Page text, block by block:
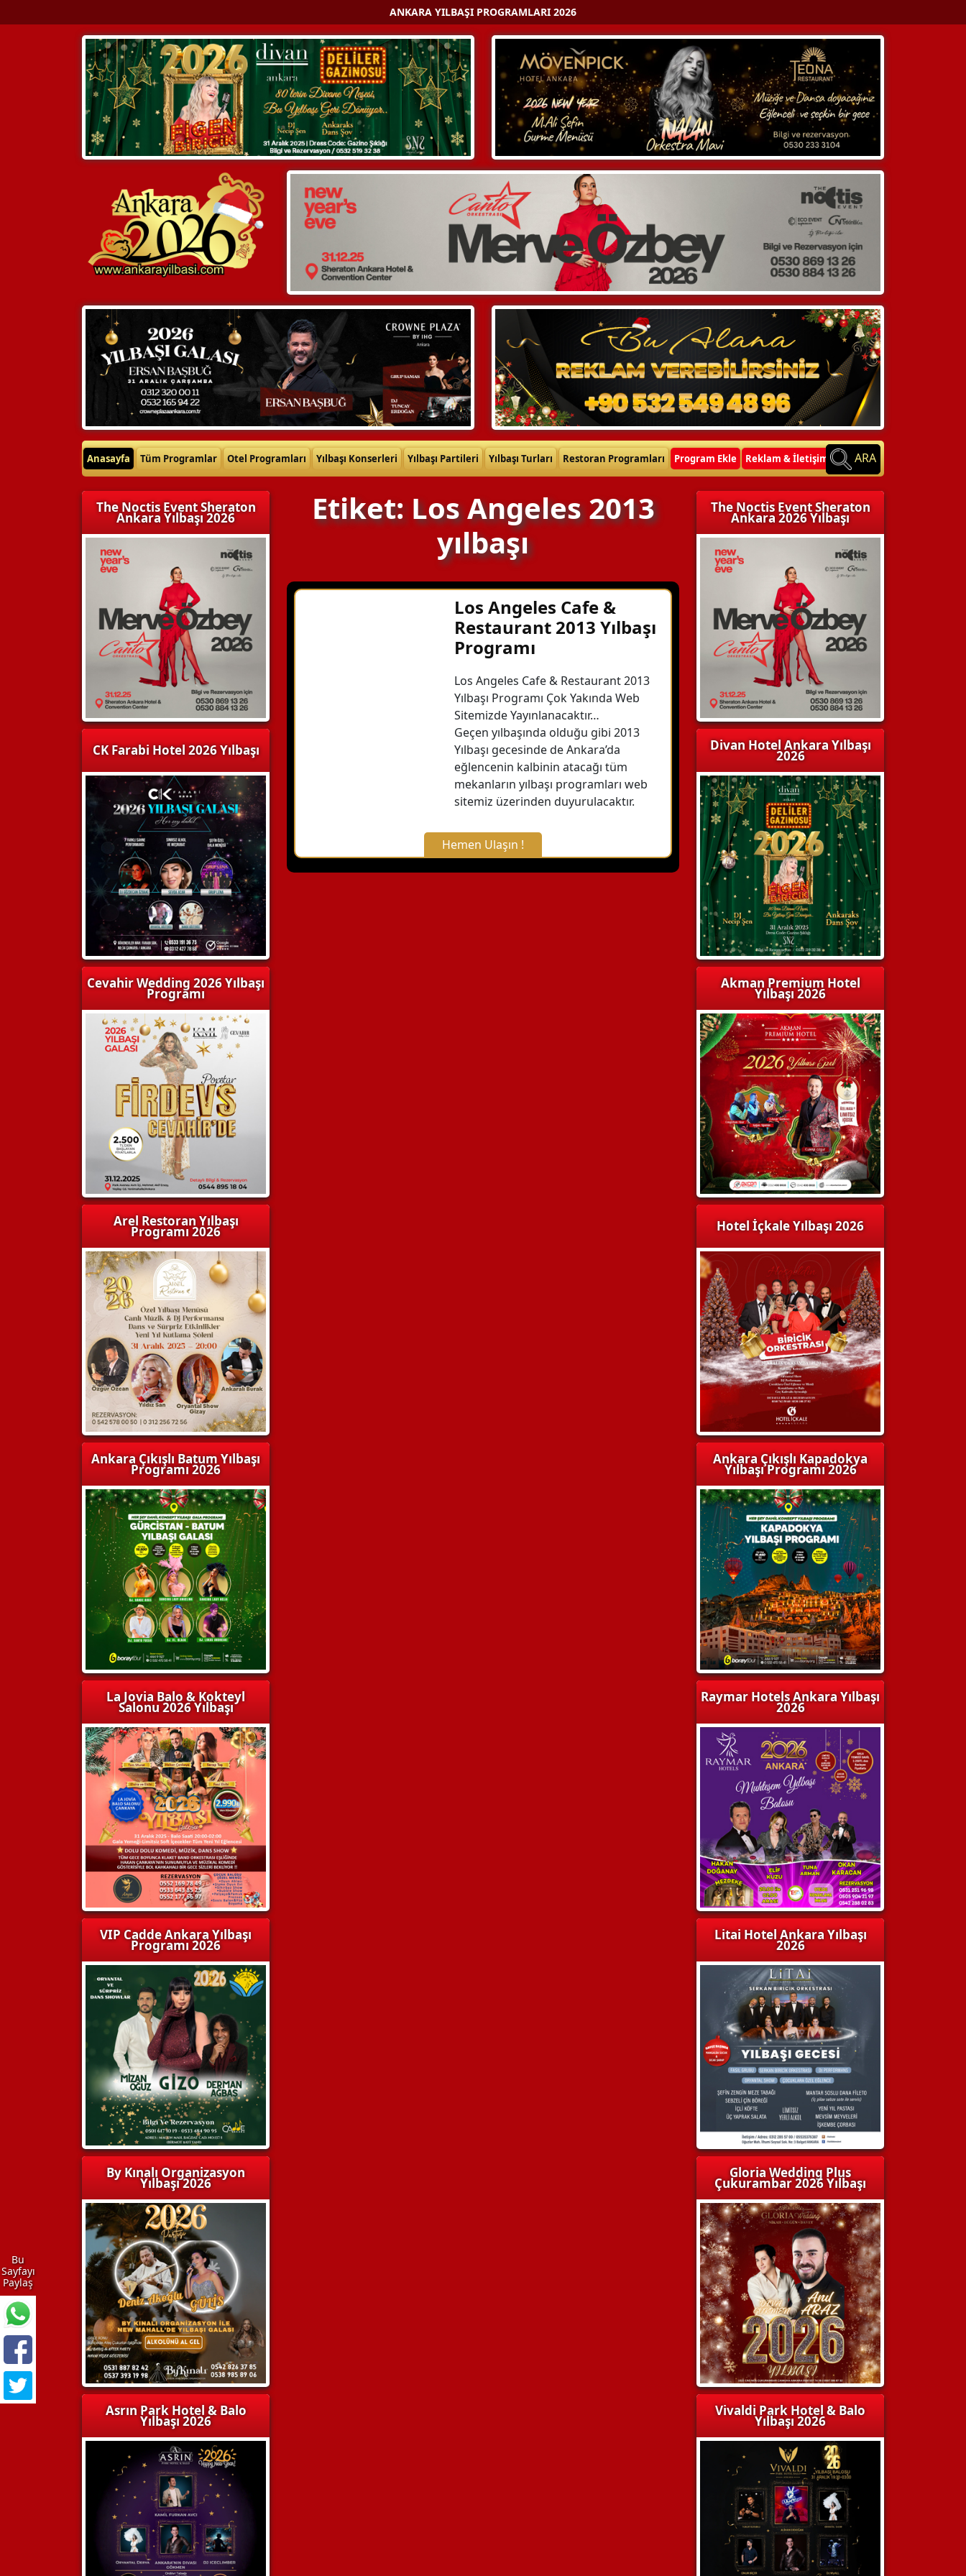
ANKARA YILBAŞI PROGRAMLARI 2026
Anasayfa Tüm Programlar Otel Programları Yılbaşı Konserleri Yılbaşı Partileri Yılbaşı Turları Restoran Programları Program Ekle Reklam & İletişim ARA
The Noctis Event Sheraton
Ankara Yılbaşı 2026
CK Farabi Hotel 2026 Yılbaşı
Cevahir Wedding 2026 Yılbaşı
Programı
Arel Restoran Yılbaşı
Programı 2026
Ankara Çıkışlı Batum Yılbaşı
Programı 2026
La Jovia Balo & Kokteyl
Salonu 2026 Yılbaşı
VIP Cadde Ankara Yılbaşı
Programı 2026
By Kınalı Organizasyon
Yılbaşı 2026
Asrın Park Hotel & Balo
Yılbaşı 2026
Etiket: Los Angeles 2013
yılbaşı
Los Angeles Cafe &
Restaurant 2013 Yılbaşı
Programı
Los Angeles Cafe & Restaurant 2013
Yılbaşı Programı Çok Yakında Web
Sitemizde Yayınlanacaktır…
Geçen yılbaşında olduğu gibi 2013
Yılbaşı gecesinde de Ankara’da
eğlencenin kalbinin atacağı tüm
mekanların yılbaşı programları web
sitemiz üzerinden duyurulacaktır.
Hemen Ulaşın !
X Kapat
The Noctis Event Sheraton
Ankara 2026 Yılbaşı
Divan Hotel Ankara Yılbaşı
2026
Akman Premium Hotel
Yılbaşı 2026
Hotel İçkale Yılbaşı 2026
Ankara Çıkışlı Kapadokya
Yılbaşı Programı 2026
Raymar Hotels Ankara Yılbaşı
2026
Litai Hotel Ankara Yılbaşı
2026
Gloria Wedding Plus
Çukurambar 2026 Yılbaşı
Vivaldi Park Hotel & Balo
Yılbaşı 2026
Bu
Sayfayı
Paylaş